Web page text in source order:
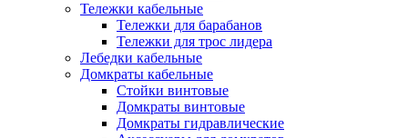
Тележки кабельные
Тележки для барабанов
Тележки для трос лидера
Лебедки кабельные
Домкраты кабельные
Стойки винтовые
Домкраты винтовые
Домкраты гидравлические